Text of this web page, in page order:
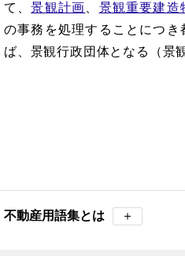
て、景観計画 景観重要建造
の事務を処理することにつ
ば、景観行政団体となる（景
不動産用語集とは ＋